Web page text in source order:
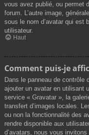
vous avez publié, ou permet
forum. L’autre image,
sous le nom d’avatar qui est
utilisateur.
Haut
Comment puis-je
Dans le panneau de contrôle
ajouter un avatar en utilisant
service « Gravatar », la
transfert d’images locales.
ou non la fonctionnalité des
rendre disponible aux
d’avatars, nous vous